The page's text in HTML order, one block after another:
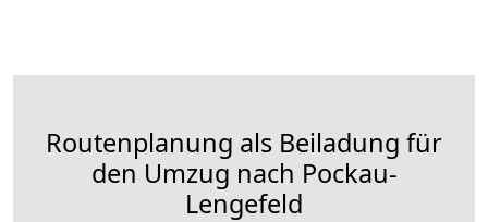
Routenplanung als Beiladung für
den Umzug nach Pockau-
Lengefeld